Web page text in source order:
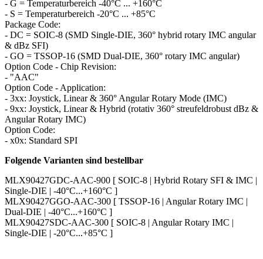
- G = Temperaturbereich -40°C ... +160°C
- S = Temperaturbereich -20°C ... +85°C
Package Code:
- DC = SOIC-8 (SMD Single-DIE, 360° hybrid rotary IMC angular
& dBz SFI)
- GO = TSSOP-16 (SMD Dual-DIE, 360° rotary IMC angular)
Option Code - Chip Revision:
- "AAC"
Option Code - Application:
- 3xx: Joystick, Linear & 360° Angular Rotary Mode (IMC)
- 9xx: Joystick, Linear & Hybrid (rotativ 360° streufeldrobust dBz &
Angular Rotary IMC)
Option Code:
- x0x: Standard SPI
Folgende Varianten sind bestellbar
MLX90427GDC-AAC-900 [ SOIC-8 | Hybrid Rotary SFI & IMC |
Single-DIE | -40°C...+160°C ]
MLX90427GGO-AAC-300 [ TSSOP-16 | Angular Rotary IMC |
Dual-DIE | -40°C...+160°C ]
MLX90427SDC-AAC-300 [ SOIC-8 | Angular Rotary IMC |
Single-DIE | -20°C...+85°C ]